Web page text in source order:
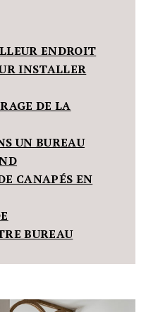
ENDROIT
INSTALLER
DE LA
UN BUREAU
CANAPÉS EN
BUREAU